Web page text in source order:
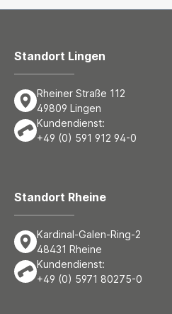
Standort Lingen
Rheiner Straße 112
49809 Lingen
Kundendienst:
+49 (0) 591 912 94-0
Standort Rheine
Kardinal-Galen-Ring-2
48431 Rheine
Kundendienst:
+49 (0) 5971 80275-0